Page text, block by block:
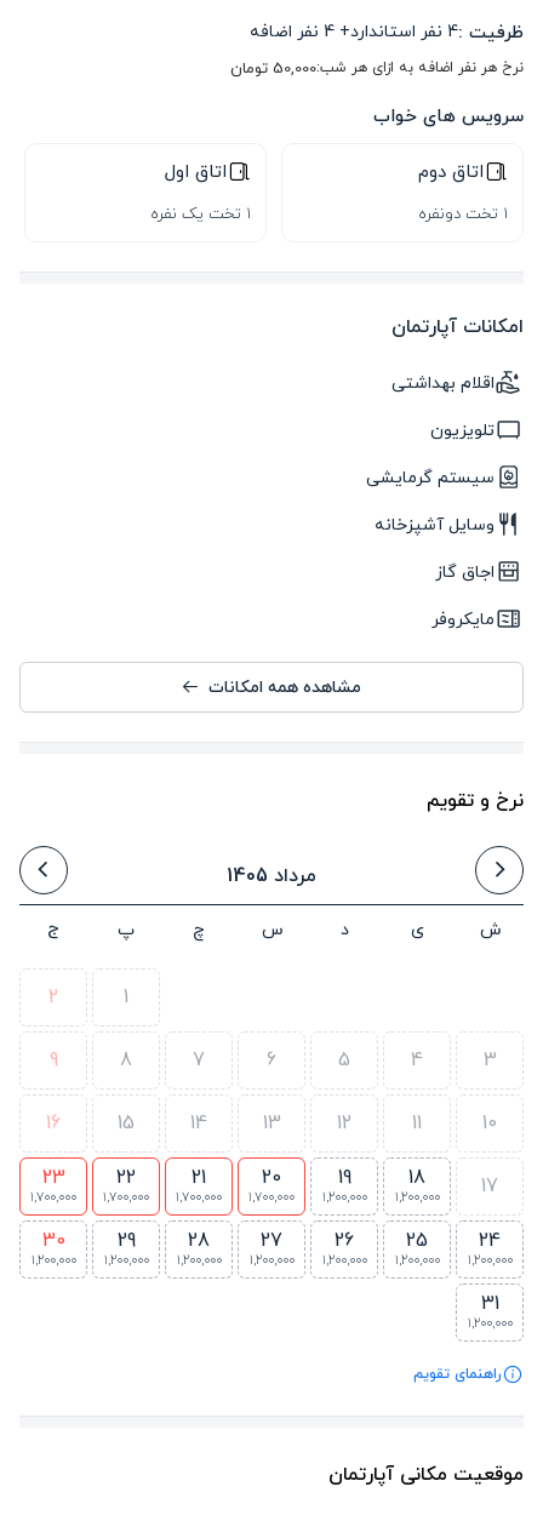
ظرفیت :4 نفر استاندارد+
4 نفر اضافه
نرخ هر نفر اضافه به ازای هر شب:50,000تومان
سرویس های خواب
اتاق دوم
1 تخت دونفره
اتاق اول
1 تخت یک نفره
امکانات آپارتمان
اقلام بهداشتی
تلویزیون
سیستم گرمایشی
وسایل آشپزخانه
اجاق گاز
مایکروفر
مشاهده همه امکانات
نرخ و تقویم
مرداد 1405
ش ی د س چ پ ج
1
2
3
4
5
6
7
8
9
10
11
12
13
14
15
16
17
18
1,200,000
19
1,200,000
20
1,700,000
21
1,700,000
22
1,700,000
23
1,700,000
24
1,200,000
25
1,200,000
26
1,200,000
27
1,200,000
28
1,200,000
29
1,200,000
30
1,200,000
31
1,200,000
راهنمای تقویم
موقعیت مکانی آپارتمان